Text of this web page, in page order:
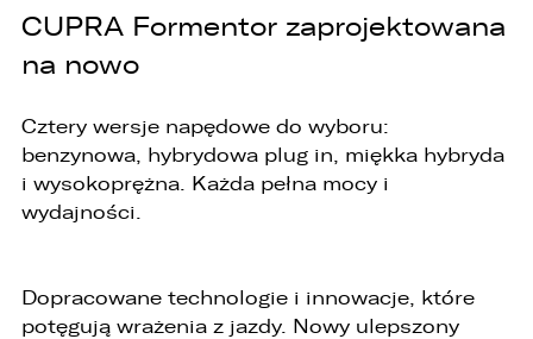
CUPRA Formentor zaprojektowana
na nowo
Cztery wersje napędowe do wyboru:
benzynowa, hybrydowa plug in, miękka hybryda
i wysokoprężna. Każda pełna mocy i
wydajności.
Dopracowane technologie i innowacje, które
potęgują wrażenia z jazdy. Nowy ulepszony
ZASTĄP
WHATSAPP
EMAIL